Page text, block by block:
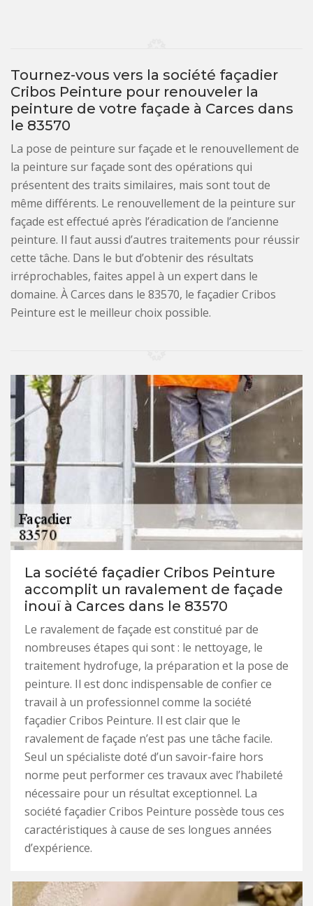
Tournez-vous vers la société façadier
Cribos Peinture pour renouveler la
peinture de votre façade à Carces dans
le 83570
La pose de peinture sur façade et le renouvellement de
la peinture sur façade sont des opérations qui
présentent des traits similaires, mais sont tout de
même différents. Le renouvellement de la peinture sur
façade est effectué après l’éradication de l’ancienne
peinture. Il faut aussi d’autres traitements pour réussir
cette tâche. Dans le but d’obtenir des résultats
irréprochables, faites appel à un expert dans le
domaine. À Carces dans le 83570, le façadier Cribos
Peinture est le meilleur choix possible.
La société façadier Cribos Peinture
accomplit un ravalement de façade
inouï à Carces dans le 83570
Le ravalement de façade est constitué par de
nombreuses étapes qui sont : le nettoyage, le
traitement hydrofuge, la préparation et la pose de
peinture. Il est donc indispensable de confier ce
travail à un professionnel comme la société
façadier Cribos Peinture. Il est clair que le
ravalement de façade n’est pas une tâche facile.
Seul un spécialiste doté d’un savoir-faire hors
norme peut performer ces travaux avec l’habileté
nécessaire pour un résultat exceptionnel. La
société façadier Cribos Peinture possède tous ces
caractéristiques à cause de ses longues années
d’expérience.